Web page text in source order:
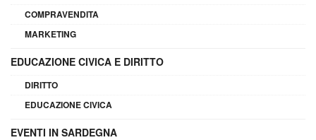
COMPRAVENDITA
MARKETING
EDUCAZIONE CIVICA E DIRITTO
DIRITTO
EDUCAZIONE CIVICA
EVENTI IN SARDEGNA